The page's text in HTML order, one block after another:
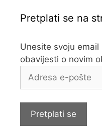
Pretplati se na
Unesite svoju
obavijesti o novim
Adresa
Pretplati se